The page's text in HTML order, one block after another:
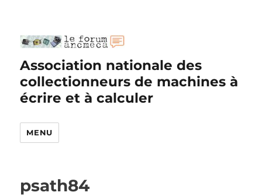
Association nationale des
collectionneurs de machines à
écrire et à calculer
MENU
psath84